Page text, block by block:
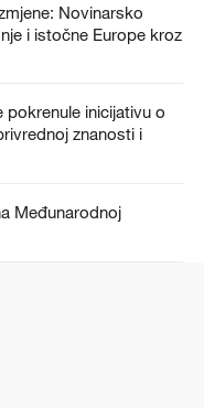
Novinarsko
i istočne Europe kroz
pokrenule inicijativu o
znanosti i
Međunarodnoj